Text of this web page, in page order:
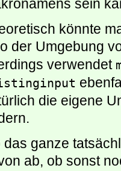
sein
könnte
der Umgebung
verwendet
die eigene
das ganze
ab, ob sonst